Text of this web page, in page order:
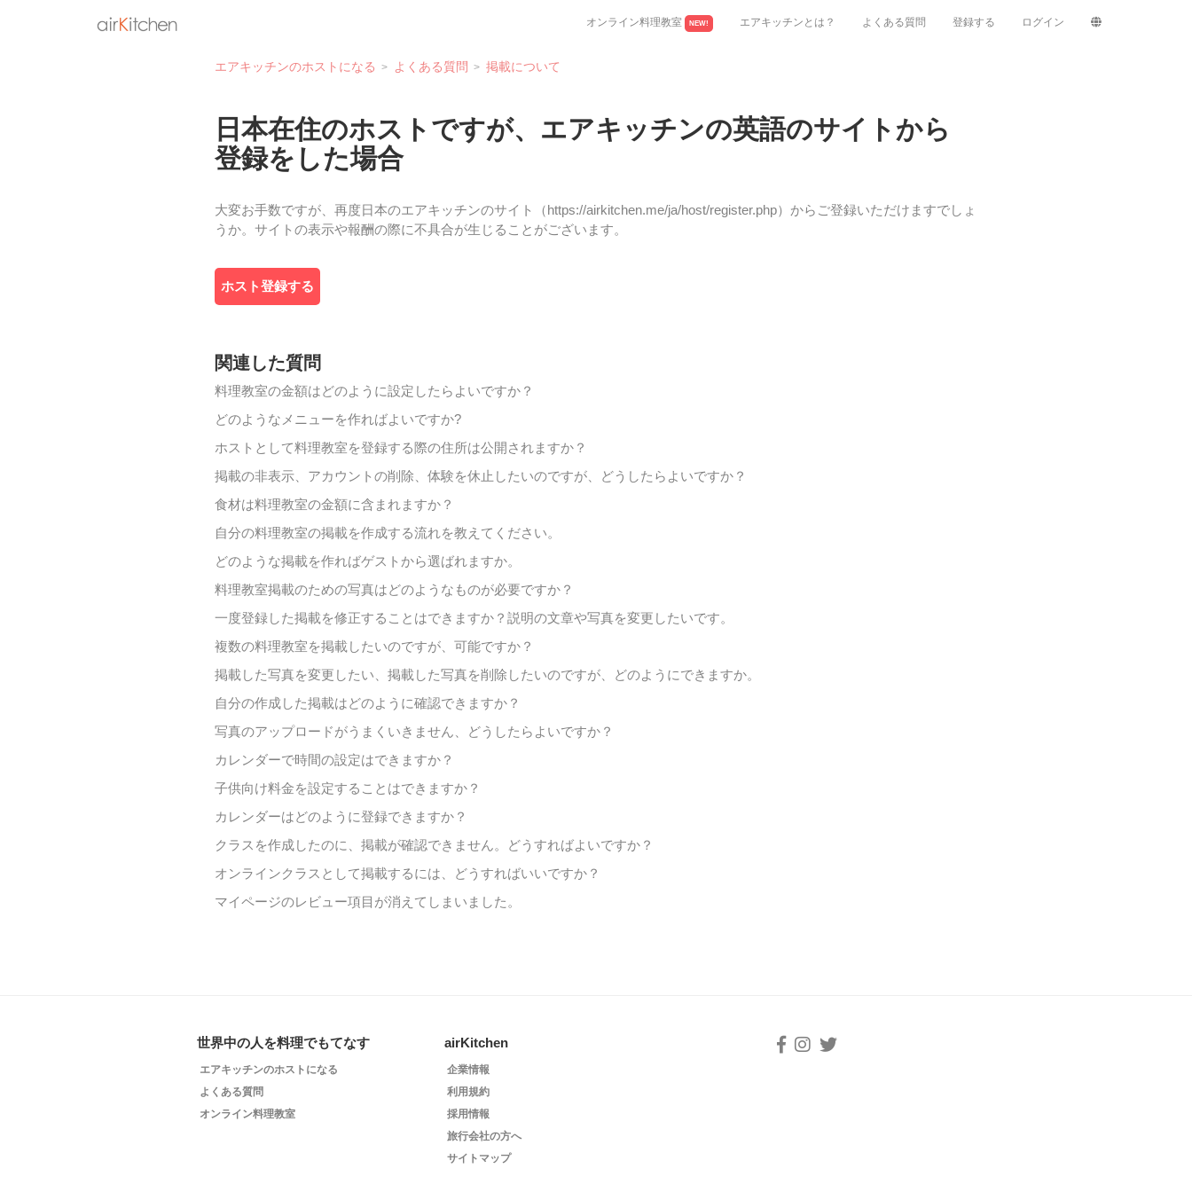
オンライン料理教室 NEW! エアキッチンとは？ よくある質問 登録する ログイン
エアキッチンのホストになる よくある質問 掲載について
日本在住のホストですが、エアキッチンの英語のサイトから
登録をした場合
大変お手数ですが、再度日本のエアキッチンのサイト（https://airkitchen.me/ja/host/register.php）からご登録いただけますでしょ
うか。サイトの表示や報酬の際に不具合が生じることがございます。
ホスト登録する
関連した質問
料理教室の金額はどのように設定したらよいですか？
どのようなメニューを作ればよいですか?
ホストとして料理教室を登録する際の住所は公開されますか？
掲載の非表示、アカウントの削除、体験を休止したいのですが、どうしたらよいですか？
食材は料理教室の金額に含まれますか？
自分の料理教室の掲載を作成する流れを教えてください。
どのような掲載を作ればゲストから選ばれますか。
料理教室掲載のための写真はどのようなものが必要ですか？
一度登録した掲載を修正することはできますか？説明の文章や写真を変更したいです。
複数の料理教室を掲載したいのですが、可能ですか？
掲載した写真を変更したい、掲載した写真を削除したいのですが、どのようにできますか。
自分の作成した掲載はどのように確認できますか？
写真のアップロードがうまくいきません、どうしたらよいですか？
カレンダーで時間の設定はできますか？
子供向け料金を設定することはできますか？
カレンダーはどのように登録できますか？
クラスを作成したのに、掲載が確認できません。どうすればよいですか？
オンラインクラスとして掲載するには、どうすればいいですか？
マイページのレビュー項目が消えてしまいました。
世界中の人を料理でもてなす
エアキッチンのホストになる
よくある質問
オンライン料理教室
airKitchen
企業情報
利用規約
採用情報
旅行会社の方へ
サイトマップ